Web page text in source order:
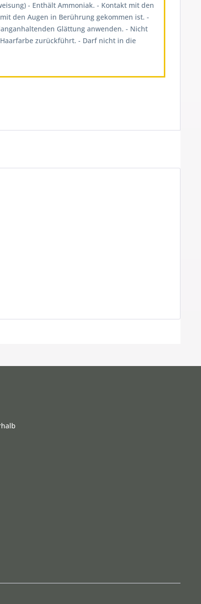
- Enthält Ammoniak. - Kontakt mit den
den Augen in Berührung gekommen ist. -
Glättung anwenden. - Nicht
zurückführt. - Darf nicht in die